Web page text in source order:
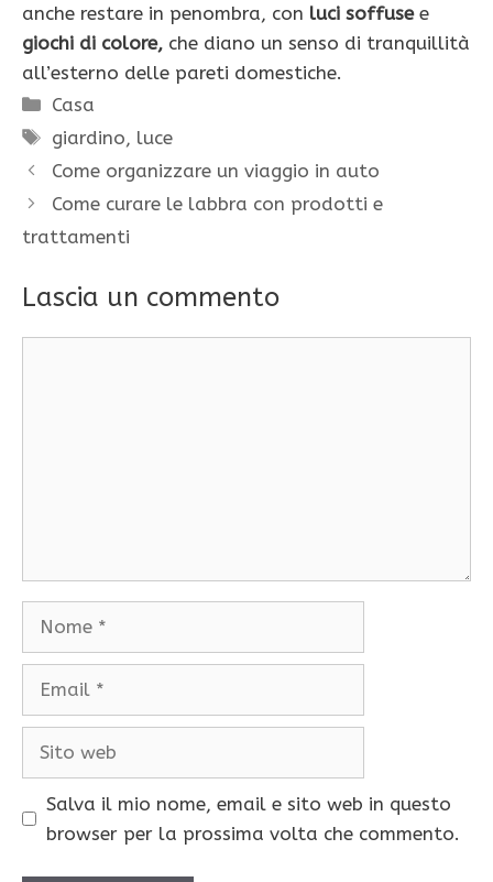
anche restare in penombra, con luci soffusee
giochi di colore, che diano un senso di tranquillità
all’esterno delle pareti domestiche.
Categorie
Casa
Tag
giardino, luce
Come organizzare un viaggio in auto
Come curare le labbra con prodotti e
trattamenti
Lascia un commento
Salva il mio nome, email e sito web in questo
browser per la prossima volta che commento.